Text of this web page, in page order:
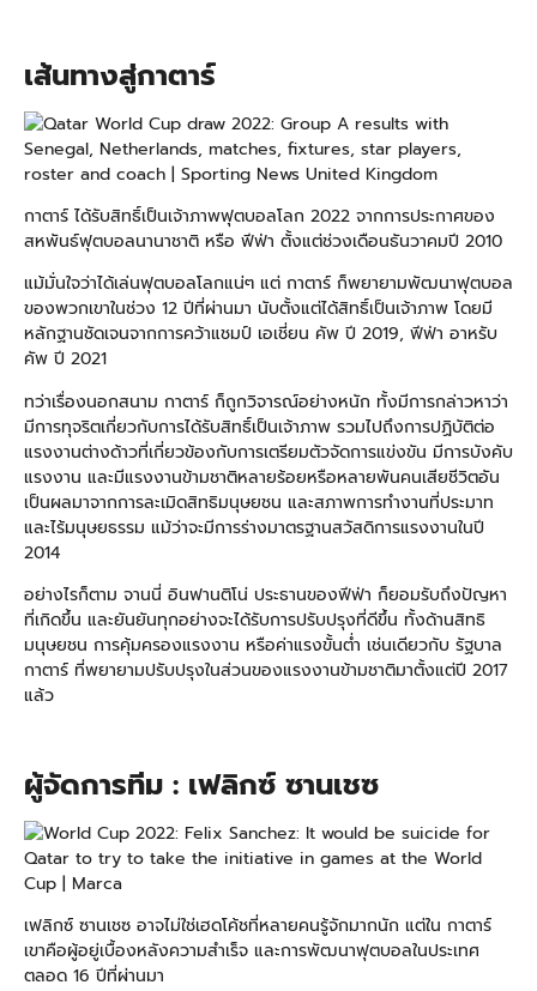
เส้นทางสู่กาตาร์
กาตาร์ ได้รับสิทธิ์เป็นเจ้าภาพฟุตบอลโลก 2022 จากการประกาศของ
สหพันธ์ฟุตบอลนานาชาติ หรือ ฟีฟ่า ตั้งแต่ช่วงเดือนธันวาคมปี 2010
แม้มั่นใจว่าได้เล่นฟุตบอลโลกแน่ๆ แต่ กาตาร์ ก็พยายามพัฒนาฟุตบอล
ของพวกเขาในช่วง 12 ปีที่ผ่านมา นับตั้งแต่ได้สิทธิ์เป็นเจ้าภาพ โดยมี
หลักฐานชัดเจนจากการคว้าแชมป์ เอเชี่ยน คัพ ปี 2019, ฟีฟ่า อาหรับ
คัพ ปี 2021
ทว่าเรื่องนอกสนาม กาตาร์ ก็ถูกวิจารณ์อย่างหนัก ทั้งมีการกล่าวหาว่า
มีการทุจริตเกี่ยวกับการได้รับสิทธิ์เป็นเจ้าภาพ รวมไปถึงการปฏิบัติต่อ
แรงงานต่างด้าวที่เกี่ยวข้องกับการเตรียมตัวจัดการแข่งขัน มีการบังคับ
แรงงาน และมีแรงงานข้ามชาติหลายร้อยหรือหลายพันคนเสียชีวิตอัน
เป็นผลมาจากการละเมิดสิทธิมนุษยชน และสภาพการทำงานที่ประมาท
และไร้มนุษยธรรม แม้ว่าจะมีการร่างมาตรฐานสวัสดิการแรงงานในปี
2014
อย่างไรก็ตาม จานนี่ อินฟานติโน่ ประธานของฟีฟ่า ก็ยอมรับถึงปัญหา
ที่เกิดขึ้น และยันยันทุกอย่างจะได้รับการปรับปรุงที่ดีขึ้น ทั้งด้านสิทธิ
มนุษยชน การคุ้มครองแรงงาน หรือค่าแรงขั้นต่ำ เช่นเดียวกับ รัฐบาล
กาตาร์ ที่พยายามปรับปรุงในส่วนของแรงงานข้ามชาติมาตั้งแต่ปี 2017
แล้ว
ผู้จัดการทีม : เฟลิกซ์ ซานเชซ
เฟลิกซ์ ซานเชซ อาจไม่ใช่เฮดโค้ชที่หลายคนรู้จักมากนัก แต่ใน กาตาร์
เขาคือผู้อยู่เบื้องหลังความสำเร็จ และการพัฒนาฟุตบอลในประเทศ
ตลอด 16 ปีที่ผ่านมา